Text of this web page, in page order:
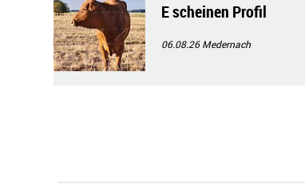
E scheinen Profil
06.08.26Medernach